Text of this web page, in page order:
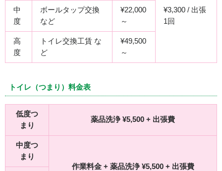
¥3,300 / 出張
1回
中
度
ボールタップ交換
など
¥22,000
～
高
度
トイレ交換工賃 な
ど
¥49,500
～
トイレ（つまり）料金表
低度つ
まり
薬品洗浄 ¥5,500 + 出張費
中度つ
まり
作業料金 + 薬品洗浄 ¥5,500 + 出張費